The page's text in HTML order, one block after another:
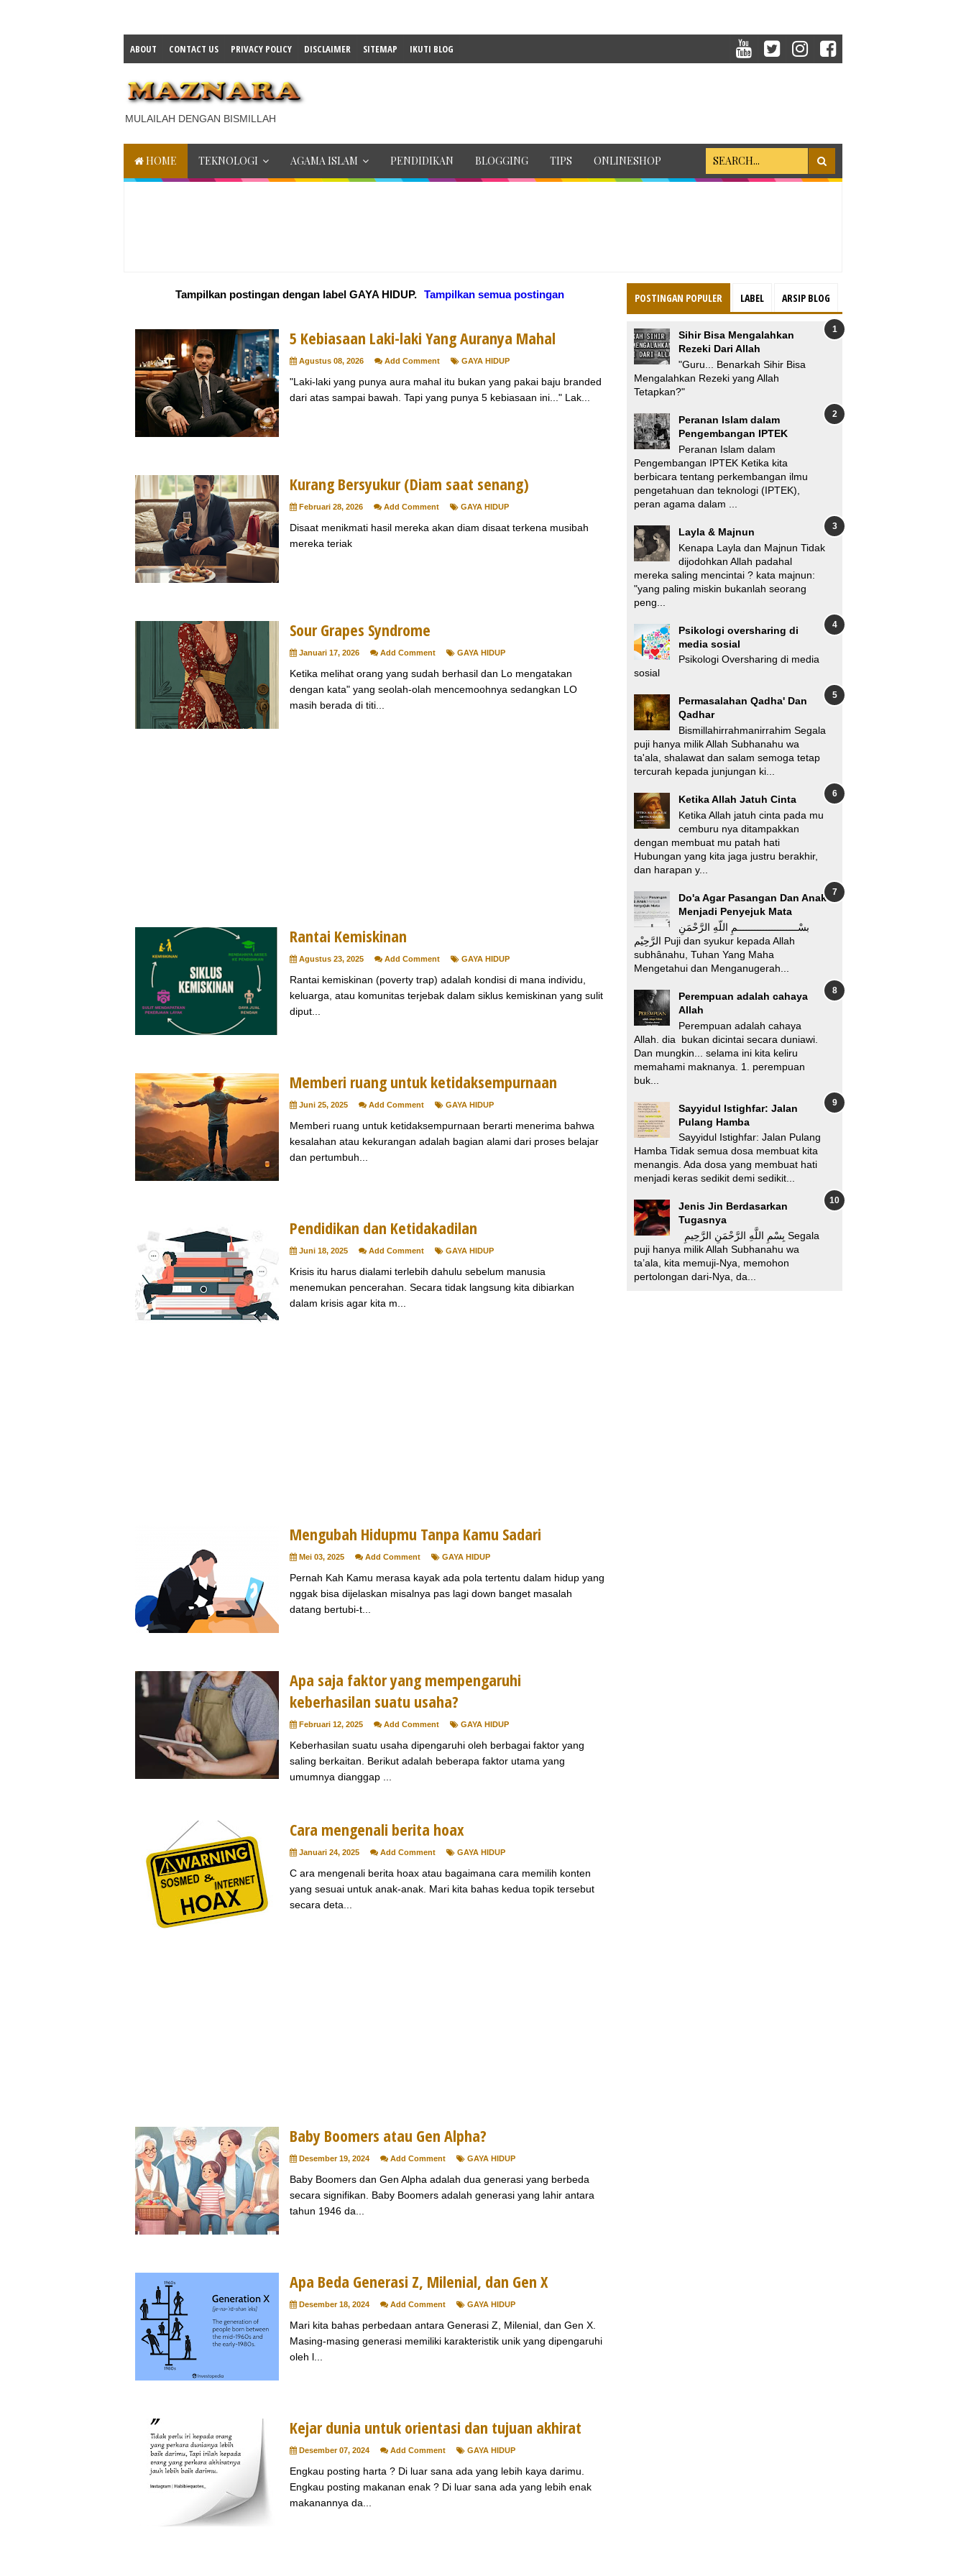
ABOUT CONTACT US PRIVACY POLICY DISCLAIMER SITEMAP IKUTI BLOG
MULAILAH DENGAN BISMILLAH
HOME TEKNOLOGI AGAMA ISLAM PENDIDIKAN BLOGGING TIPS ONLINESHOP
Tampilkan postingan dengan label GAYA HIDUP. Tampilkan semua postingan
5 Kebiasaan Laki-laki Yang Auranya Mahal
Agustus 08, 2026 Add Comment GAYA HIDUP
"Laki-laki yang punya aura mahal itu bukan yang pakai baju branded
dari atas sampai bawah. Tapi yang punya 5 kebiasaan ini..." Lak...
Kurang Bersyukur (Diam saat senang)
Februari 28, 2026 Add Comment GAYA HIDUP
Disaat menikmati hasil mereka akan diam disaat terkena musibah
mereka teriak
Sour Grapes Syndrome
Januari 17, 2026 Add Comment GAYA HIDUP
Ketika melihat orang yang sudah berhasil dan Lo mengatakan
dengan kata" yang seolah-olah mencemoohnya sedangkan LO
masih berada di titi...
Rantai Kemiskinan
Agustus 23, 2025 Add Comment GAYA HIDUP
Rantai kemiskinan (poverty trap) adalah kondisi di mana individu,
keluarga, atau komunitas terjebak dalam siklus kemiskinan yang sulit
diput...
Memberi ruang untuk ketidaksempurnaan
Juni 25, 2025 Add Comment GAYA HIDUP
Memberi ruang untuk ketidaksempurnaan berarti menerima bahwa
kesalahan atau kekurangan adalah bagian alami dari proses belajar
dan pertumbuh...
Pendidikan dan Ketidakadilan
Juni 18, 2025 Add Comment GAYA HIDUP
Krisis itu harus dialami terlebih dahulu sebelum manusia
menemukan pencerahan. Secara tidak langsung kita dibiarkan
dalam krisis agar kita m...
Mengubah Hidupmu Tanpa Kamu Sadari
Mei 03, 2025 Add Comment GAYA HIDUP
Pernah Kah Kamu merasa kayak ada pola tertentu dalam hidup yang
nggak bisa dijelaskan misalnya pas lagi down banget masalah
datang bertubi-t...
Apa saja faktor yang mempengaruhi
keberhasilan suatu usaha?
Februari 12, 2025 Add Comment GAYA HIDUP
Keberhasilan suatu usaha dipengaruhi oleh berbagai faktor yang
saling berkaitan. Berikut adalah beberapa faktor utama yang
umumnya dianggap ...
Cara mengenali berita hoax
Januari 24, 2025 Add Comment GAYA HIDUP
C ara mengenali berita hoax atau bagaimana cara memilih konten
yang sesuai untuk anak-anak. Mari kita bahas kedua topik tersebut
secara deta...
Baby Boomers atau Gen Alpha?
Desember 19, 2024 Add Comment GAYA HIDUP
Baby Boomers dan Gen Alpha adalah dua generasi yang berbeda
secara signifikan. Baby Boomers adalah generasi yang lahir antara
tahun 1946 da...
Apa Beda Generasi Z, Milenial, dan Gen X
Desember 18, 2024 Add Comment GAYA HIDUP
Mari kita bahas perbedaan antara Generasi Z, Milenial, dan Gen X.
Masing-masing generasi memiliki karakteristik unik yang dipengaruhi
oleh l...
Kejar dunia untuk orientasi dan tujuan akhirat
Desember 07, 2024 Add Comment GAYA HIDUP
Engkau posting harta ? Di luar sana ada yang lebih kaya darimu.
Engkau posting makanan enak ? Di luar sana ada yang lebih enak
makanannya da...
POSTINGAN POPULER LABEL ARSIP BLOG
Sihir Bisa Mengalahkan
Rezeki Dari Allah
"Guru... Benarkah Sihir Bisa
Mengalahkan Rezeki yang Allah
Tetapkan?"
Peranan Islam dalam
Pengembangan IPTEK
Peranan Islam dalam
Pengembangan IPTEK Ketika kita
berbicara tentang perkembangan ilmu
pengetahuan dan teknologi (IPTEK),
peran agama dalam ...
Layla & Majnun
Kenapa Layla dan Majnun Tidak
dijodohkan Allah padahal
mereka saling mencintai ? kata majnun:
"yang paling miskin bukanlah seorang
peng...
Psikologi oversharing di
media sosial
Psikologi Oversharing di media
sosial
Permasalahan Qadha' Dan
Qadhar
Bismillahirrahmanirrahim Segala
puji hanya milik Allah Subhanahu wa
ta'ala, shalawat dan salam semoga tetap
tercurah kepada junjungan ki...
Ketika Allah Jatuh Cinta
Ketika Allah jatuh cinta pada mu
cemburu nya ditampakkan
dengan membuat mu patah hati
Hubungan yang kita jaga justru berakhir,
dan harapan y...
Do'a Agar Pasangan Dan Anak
Menjadi Penyejuk Mata
بسْـــــــــــــــــــــمِ اللّهِ الرَّحْمَنِ
الرَّحِيْم Puji dan syukur kepada Allah
subhânahu, Tuhan Yang Maha
Mengetahui dan Menganugerah...
Perempuan adalah cahaya
Allah
Perempuan adalah cahaya
Allah. dia bukan dicintai secara duniawi.
Dan mungkin... selama ini kita keliru
memahami maknanya. 1. perempuan
buk...
Sayyidul Istighfar: Jalan
Pulang Hamba
Sayyidul Istighfar: Jalan Pulang
Hamba Tidak semua dosa membuat kita
menangis. Ada dosa yang membuat hati
menjadi keras sedikit demi sedikit...
Jenis Jin Berdasarkan
Tugasnya
puji hanya milik Allah Subhanahu wa
ta’ala, kita memuji-Nya, memohon
pertolongan dari-Nya, da...